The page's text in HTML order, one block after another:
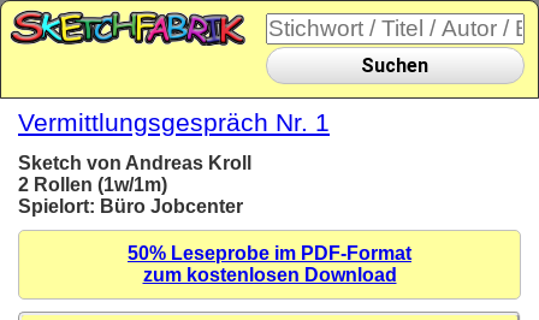
Suchen
Vermittlungsgespräch Nr. 1
Sketch von Andreas Kroll
2 Rollen (1w/1m)
Spielort: Büro Jobcenter
50% Leseprobe im PDF-Format
zum kostenlosen Download